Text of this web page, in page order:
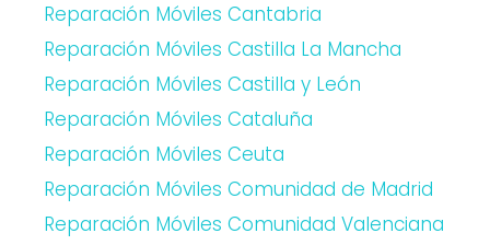
Reparación Móviles Cantabria
Reparación Móviles Castilla La Mancha
Reparación Móviles Castilla y León
Reparación Móviles Cataluña
Reparación Móviles Ceuta
Reparación Móviles Comunidad de Madrid
Reparación Móviles Comunidad Valenciana